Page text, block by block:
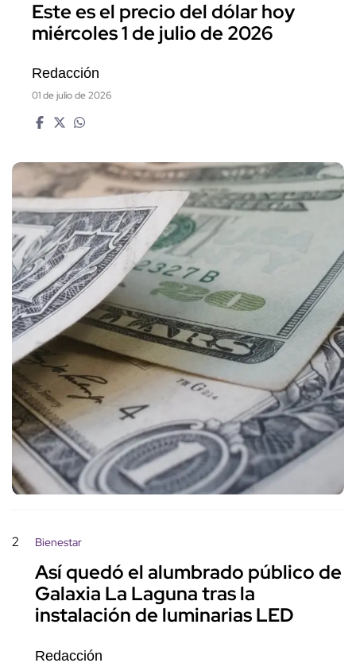
Este es el precio del dólar hoy
miércoles 1 de julio de 2026
Redacción
01 de julio de 2026
2 Bienestar
Así quedó el alumbrado público de
Galaxia La Laguna tras la
instalación de luminarias LED
Redacción